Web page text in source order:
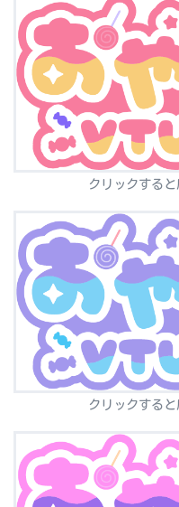
クリックする
クリックする